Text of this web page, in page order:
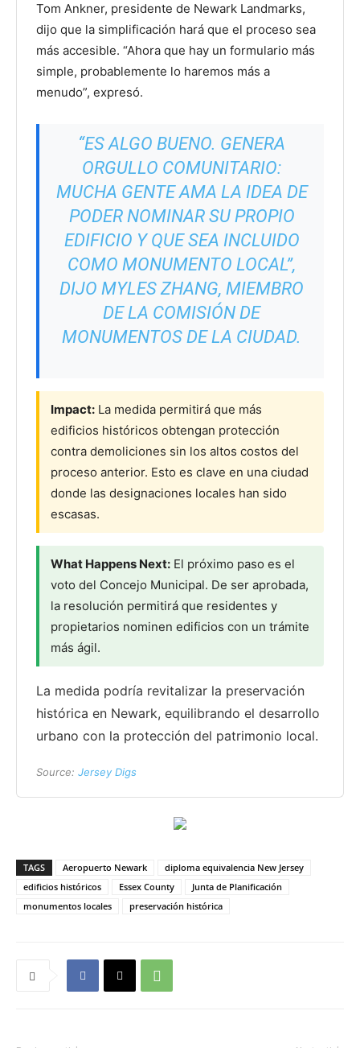
Tom Ankner, presidente de Newark Landmarks,
dijo que la simplificación hará que el proceso sea
más accesible. “Ahora que hay un formulario más
simple, probablemente lo haremos más a
menudo”, expresó.
“ES ALGO BUENO. GENERA
ORGULLO COMUNITARIO:
MUCHA GENTE AMA LA IDEA DE
PODER NOMINAR SU PROPIO
EDIFICIO Y QUE SEA INCLUIDO
COMO MONUMENTO LOCAL”,
DIJO MYLES ZHANG, MIEMBRO
DE LA COMISIÓN DE
MONUMENTOS DE LA CIUDAD.
Impact: La medida permitirá que más
edificios históricos obtengan protección
contra demoliciones sin los altos costos del
proceso anterior. Esto es clave en una ciudad
donde las designaciones locales han sido
escasas.
What Happens Next: El próximo paso es el
voto del Concejo Municipal. De ser aprobada,
la resolución permitirá que residentes y
propietarios nominen edificios con un trámite
más ágil.
La medida podría revitalizar la preservación
histórica en Newark, equilibrando el desarrollo
urbano con la protección del patrimonio local.
Source: Jersey Digs
TAGS Aeropuerto Newark
diploma equivalencia New Jersey
edificios históricos
Essex County
Junta de Planificación
monumentos locales
preservación histórica